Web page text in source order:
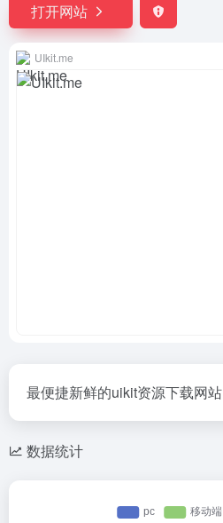
打开网站
UIkit.me
最便捷新鲜的uikit资源下载网站
数据统计